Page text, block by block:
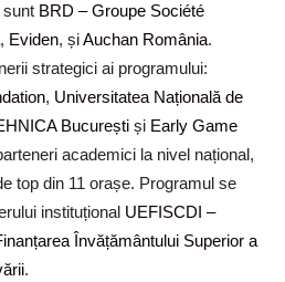
sunt BRD – Groupe Société
, Eviden, șiAuchan România.
strategici ai programului:
, Universitatea Națională de
București și Early Game
academici la nivel național,
top din 11 orașe. Programul se
instituțional UEFISCDI –
Învățământului Superior a
.